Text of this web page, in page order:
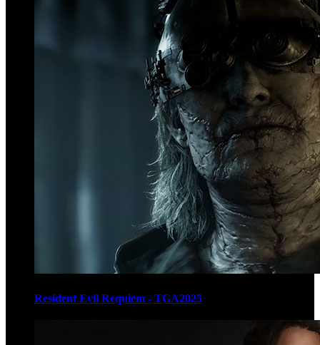
Resident Evil Requiem - TGA2025